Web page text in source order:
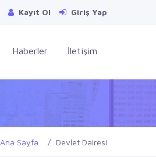
Kayıt Ol Giriş Yap
Haberler İletişim
Ana Sayfa Devlet Dairesi